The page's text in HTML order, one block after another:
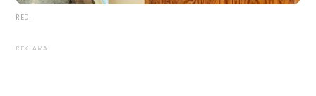
RED.
REKLAMA